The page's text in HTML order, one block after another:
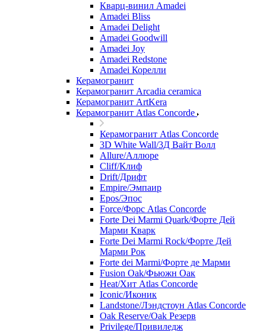
Кварц-винил Amadei
Amadei Bliss
Amadei Delight
Amadei Goodwill
Amadei Joy
Amadei Redstone
Amadei Корелли
Керамогранит
Керамогранит Arcadia ceramica
Керамогранит ArtKera
Керамогранит Atlas Concorde
Керамогранит Atlas Concorde
3D White Wall/3Д Вайт Волл
Allure/Аллюрe
Cliff/Клиф
Drift/Дрифт
Empire/Эмпаир
Epos/Эпос
Force/Фoрс Atlas Concorde
Forte Dei Marmi Quark/Форте Дей
Марми Кварк
Forte Dei Marmi Rock/Форте Дей
Марми Рок
Forte dei Marmi/Форте де Марми
Fusion Oak/Фьюжн Оак
Heat/Xит Atlas Concorde
Iconic/Иконик
Landstone/Лэндстоун Atlas Concorde
Oak Reserve/Оak Резepв
Privilege/Привиледж